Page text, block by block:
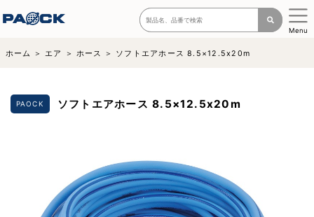
Menu
ホーム エア ホース ソフトエアホース 8.5×12.5x20m
PAOCK ソフトエアホース 8.5×12.5x20m